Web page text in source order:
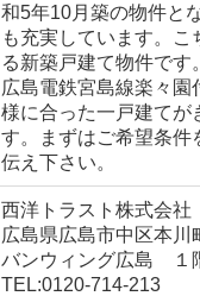
和5年10月築の物件と
も充実しています。こ
る新築戸建て物件です
広島電鉄宮島線楽々園
様に合った一戸建てが
す。まずはご希望条件
伝え下さい。
西洋トラスト株式会社
広島県広島市中区本川
バンウィング広島 １
TEL:0120-714-213